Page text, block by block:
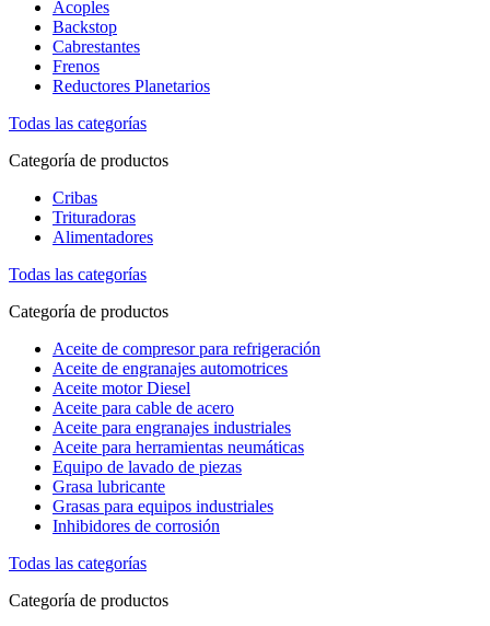
Acoples
Backstop
Cabrestantes
Frenos
Reductores Planetarios
Todas las categorías
Categoría de productos
Cribas
Trituradoras
Alimentadores
Todas las categorías
Categoría de productos
Aceite de compresor para refrigeración
Aceite de engranajes automotrices
Aceite motor Diesel
Aceite para cable de acero
Aceite para engranajes industriales
Aceite para herramientas neumáticas
Equipo de lavado de piezas
Grasa lubricante
Grasas para equipos industriales
Inhibidores de corrosión
Todas las categorías
Categoría de productos